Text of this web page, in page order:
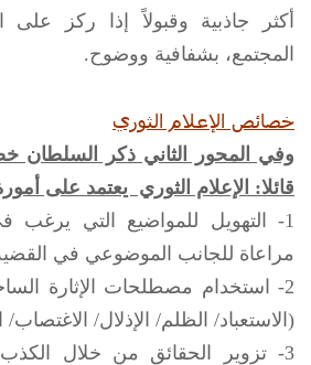
أكثر جاذبية وقبولاً إذا ركز على
المجتمع، بشفافية ووضوح.
خصائص الإعلام الثوري
وفي المحور الثاني ذكر السلطان
قائلا: الإعلام الثوري يعتمد على
1- التهويل للمواضيع التي يرغب
مراعاة للجانب الموضوعي في القضية
2- استخدام مصطلحات الإثارة
(الاستعباد/ الظلم/ الإذلال/ الاغتصاب/
3- تزوير الحقائق من خلال الكذب